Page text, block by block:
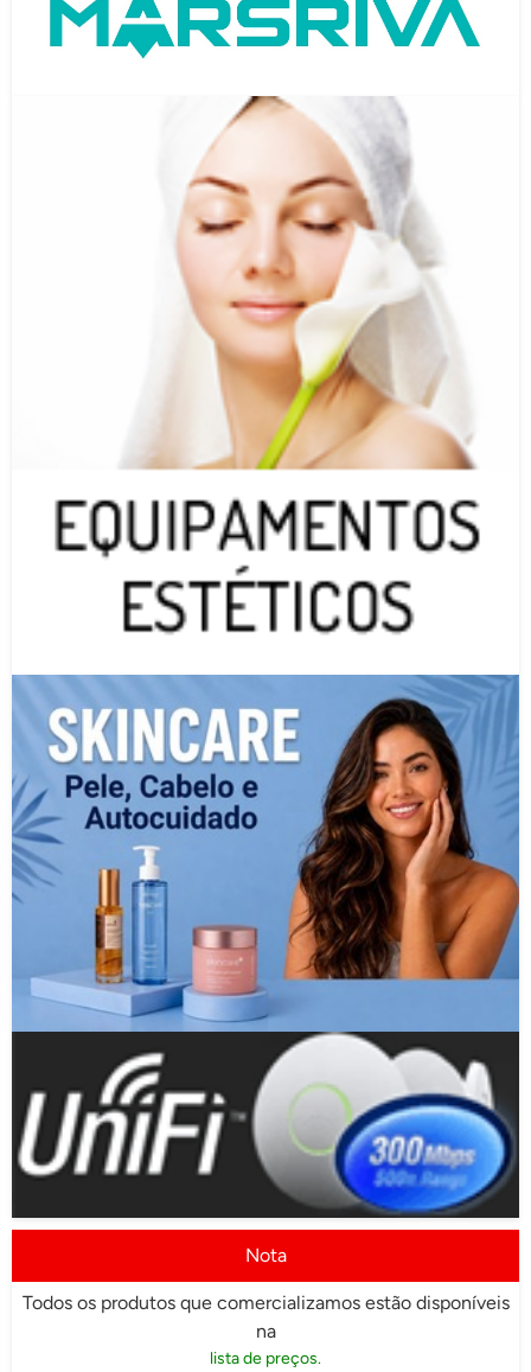
Nota
Todos os produtos que comercializamos estão disponíveis
na
lista de preços.